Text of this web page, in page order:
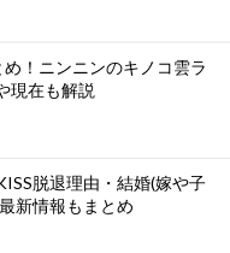
！ニンニンのキノコ雲ラ
現在も解説
脱退理由・結婚(嫁や子
新情報もまとめ